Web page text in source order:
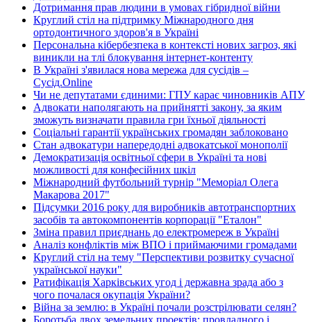
Дотримання прав людини в умовах гібридної війни
Круглий стіл на підтримку Міжнародного дня
ортодонтичного здоров'я в Україні
Персональна кібербезпека в контексті нових загроз, які
виникли на тлі блокування інтернет-контенту
В Україні з'явилася нова мережа для сусідів –
Сусід.Online
Чи не депутатами єдиними: ГПУ карає чиновників АПУ
Адвокати наполягають на прийнятті закону, за яким
зможуть визначати правила гри їхньої діяльності
Соціальні гарантії українських громадян заблоковано
Стан адвокатури напередодні адвокатської монополії
Демократизація освітньої сфери в Україні та нові
можливості для конфесійних шкіл
Міжнародний футбольний турнір "Меморіал Олега
Макарова 2017"
Підсумки 2016 року для виробників автотранспортних
засобів та автокомпонентів корпорації "Еталон"
Зміна правил приєднань до електромереж в Україні
Аналіз конфліктів між ВПО і приймаючими громадами
Круглий стіл на тему "Перспективи розвитку сучасної
української науки"
Ратифікація Харківських угод і державна зрада або з
чого почалася окупація України?
Війна за землю: в Україні почали розстрілювати селян?
Боротьба двох земельних проектів: провладного і